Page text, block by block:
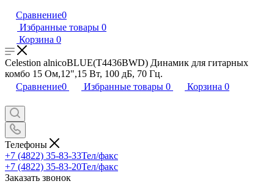
Сравнение0
Избранные товары 0
Корзина 0
Celestion alnicoBLUE(T4436BWD) Динамик для гитарных
комбо 15 Ом,12",15 Вт, 100 дБ, 70 Гц.
Сравнение0 Избранные товары 0 Корзина 0
Телефоны
+7 (4822) 35-83-33Тел/факс
+7 (4822) 35-83-20Тел/факс
Заказать звонок